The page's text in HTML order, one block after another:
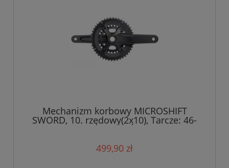
Mechanizm korbowy MICROSHIFT
SWORD, 10. rzędowy(2x10), Tarcze: 46-
29T, Ramię 172,5mm, Średnica wałku
499,90 zł